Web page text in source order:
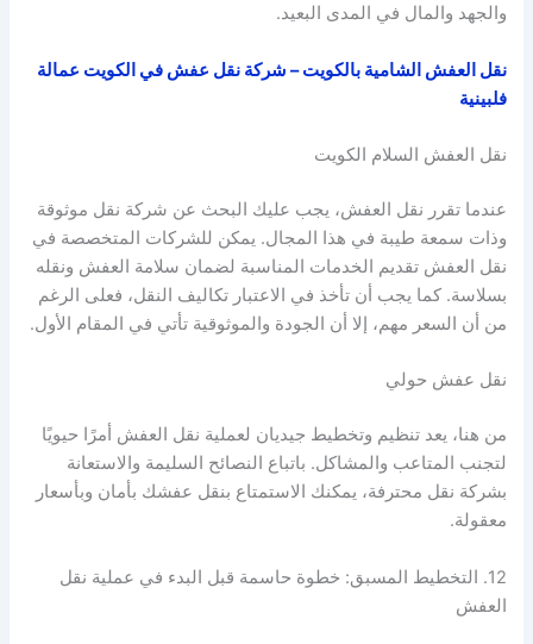
والجهد والمال في المدى البعيد.
نقل العفش الشامية بالكويت – شركة نقل عفش في الكويت عمالة
فلبينية
نقل العفش السلام الكويت
عندما تقرر نقل العفش، يجب عليك البحث عن شركة نقل موثوقة
وذات سمعة طيبة في هذا المجال. يمكن للشركات المتخصصة في
نقل العفش تقديم الخدمات المناسبة لضمان سلامة العفش ونقله
بسلاسة. كما يجب أن تأخذ في الاعتبار تكاليف النقل، فعلى الرغم
من أن السعر مهم، إلا أن الجودة والموثوقية تأتي في المقام الأول.
نقل عفش حولي
من هنا، يعد تنظيم وتخطيط جيديان لعملية نقل العفش أمرًا حيويًا
لتجنب المتاعب والمشاكل. باتباع النصائح السليمة والاستعانة
بشركة نقل محترفة، يمكنك الاستمتاع بنقل عفشك بأمان وبأسعار
معقولة.
12. التخطيط المسبق: خطوة حاسمة قبل البدء في عملية نقل
العفش